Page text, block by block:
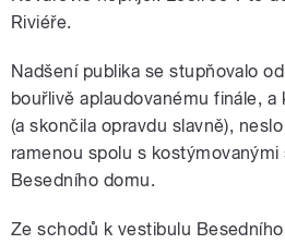
Riviéře.
Nadšení publika se stupňovalo
bouřlivě aplaudovanému finále,
(a skončila opravdu slavně),
ramenou spolu s kostýmovanými
Besedního domu.
Ze schodů k vestibulu